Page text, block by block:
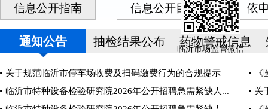
信息公开指南 信息公开目录 依
通知公告 抽检结果公布 药物警戒信息
关于规范临沂市停车场收费及扫码缴费行为的合规提示
临沂市特种设备检验研究院2026年公开招聘急需紧缺人...
关
临沂市场监管微信